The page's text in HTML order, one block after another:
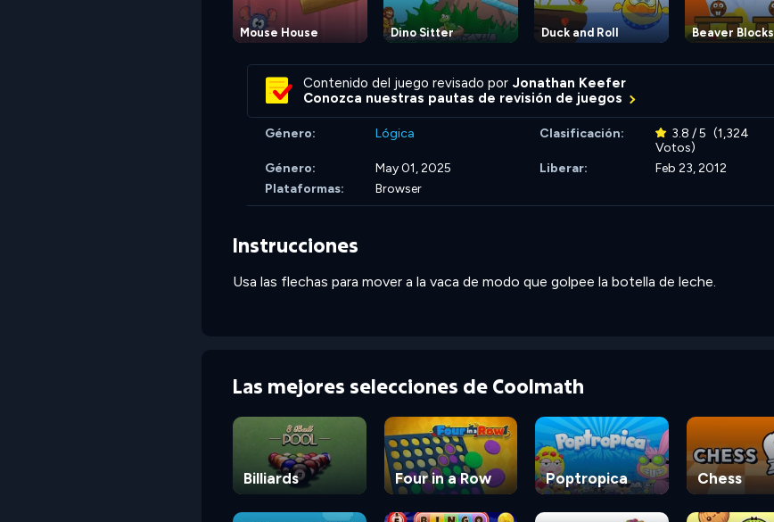
Mouse House Dino Sitter Duck and Roll Beaver Blocks
Contenido del juego revisado por Jonathan Keefer
Conozca nuestras pautas de revisión de juegos
Género: Lógica Clasificación: 3.8 / 5 (1,324
Votos)
Género:
May 01, 2025 Liberar:
Feb 23, 2012
Plataformas:
Browser
Instrucciones
Usa las flechas para mover a la vaca de modo que golpee la botella de leche.
Las mejores selecciones de Coolmath
Billiards Four in a Row Poptropica Chess